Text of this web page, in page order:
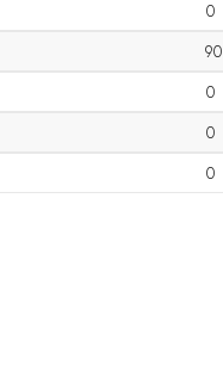
0
90
0
0
0